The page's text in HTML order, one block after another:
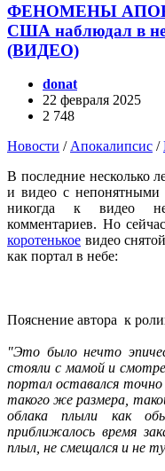
ФЕНОМЕНЫ
США наблюдал в
(ВИДЕО)
donat
22 февраля 2025
2 748
Новости / Апокалипсис /
В последние несколько
и видео с непонятными
никогда к видео
комментариев. Но сейчас
коротенькое видео
как портал в небе:
Пояснение автора к
"Это было нечто
стояли с мамой и
портал оставался
такого же размера,
облака плыли как
приближалось время
плыл, не смещался и не